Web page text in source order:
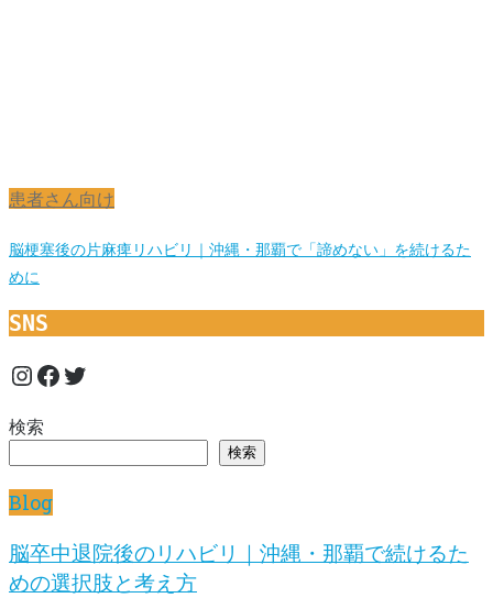
患者さん向け
脳梗塞後の片麻痺リハビリ｜沖縄・那覇で「諦めない」を続けるた
めに
SNS
Instagram
Facebook
Twitter
検索
検索
Blog
脳卒中退院後のリハビリ｜沖縄・那覇で続けるた
めの選択肢と考え方